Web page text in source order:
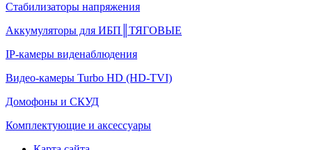
Стабилизаторы напряжения
Аккумуляторы для ИБП║ТЯГОВЫЕ
IP-камеры виденаблюдения
Видео-камеры Turbo HD (HD-TVI)
Домофоны и СКУД
Комплектующие и аксессуары